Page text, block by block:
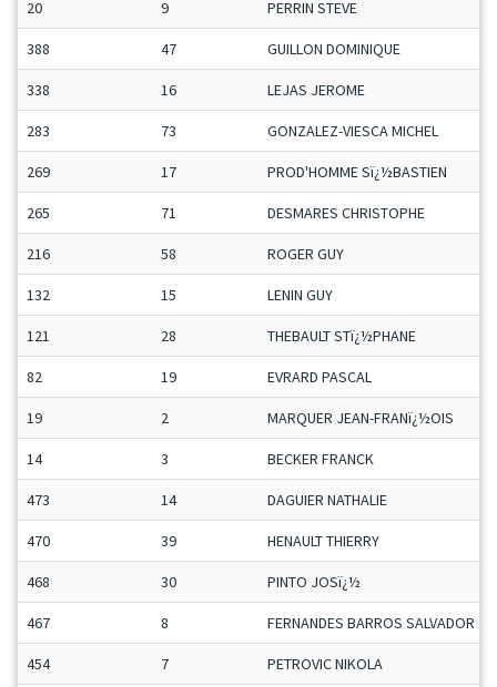
20 9 PERRIN STEVE
388 47 GUILLON DOMINIQUE
338 16 LEJAS JEROME
283 73 GONZALEZ-VIESCA MICHEL
269 17 PROD'HOMME Sï¿½BASTIEN
265 71 DESMARES CHRISTOPHE
216 58 ROGER GUY
132 15 LENIN GUY
121 28 THEBAULT STï¿½PHANE
82 19 EVRARD PASCAL
19 2 MARQUER JEAN-FRANï¿½OIS
14 3 BECKER FRANCK
473 14 DAGUIER NATHALIE
470 39 HENAULT THIERRY
468 30 PINTO JOSï¿½
467 8 FERNANDES BARROS SALVADOR
454 7 PETROVIC NIKOLA